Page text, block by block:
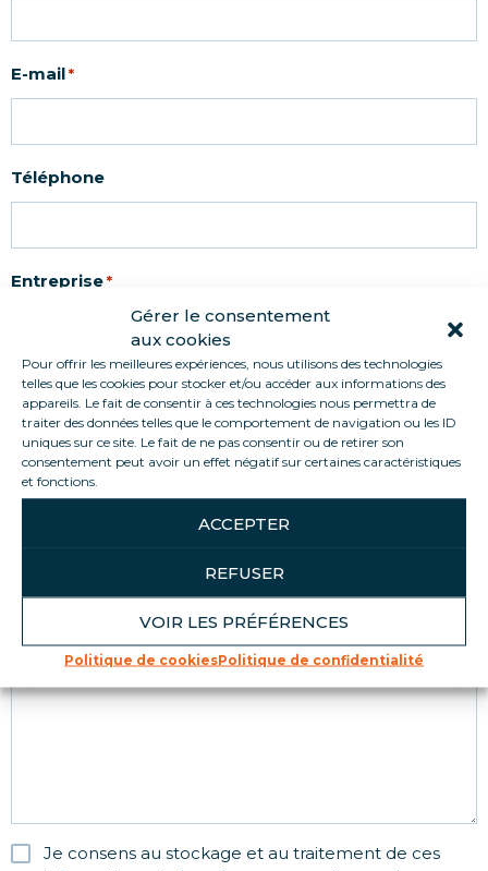
Gérer le consentement
aux cookies
Pour offrir les meilleures expériences, nous utilisons des technologies
telles que les cookies pour stocker et/ou accéder aux informations des
appareils. Le fait de consentir à ces technologies nous permettra de
traiter des données telles que le comportement de navigation ou les ID
uniques sur ce site. Le fait de ne pas consentir ou de retirer son
consentement peut avoir un effet négatif sur certaines caractéristiques
et fonctions.
ACCEPTER
REFUSER
VOIR LES PRÉFÉRENCES
Politique de cookiesPolitique de confidentialité
E-mail *
Téléphone
Entreprise *
SIREN *
Message *
mieux à votre demande !
RGPDJe consens au stockage et au traitement de ces